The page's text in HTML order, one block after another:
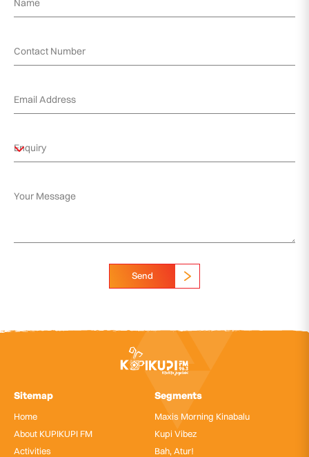
Send
Sitemap
Home
About KUPIKUPI FM
Activities
Segments
Maxis Morning Kinabalu
Kupi Vibez
Bah, Atur!